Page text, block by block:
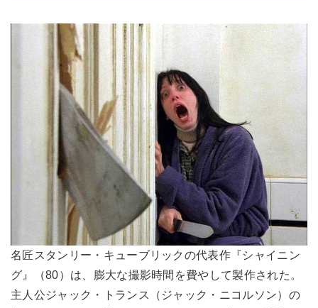
名匠スタンリー・キューブリックの代表作『シャイニン
グ』（80）は、膨大な撮影時間を費やして製作された。
主人公ジャック・トランス（ジャック・ニコルソン）の